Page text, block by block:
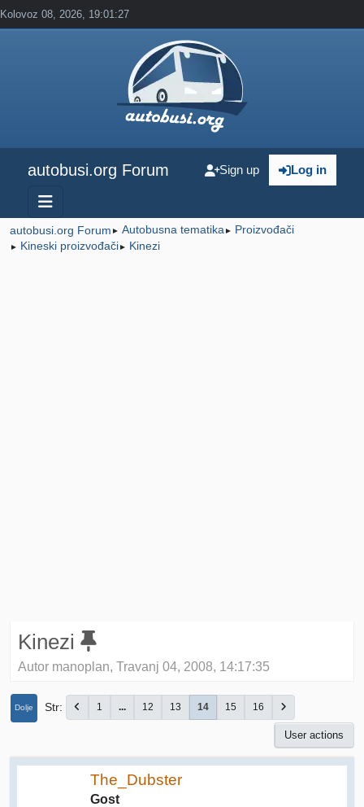
Kolovoz 08, 2026, 19:01:27
autobusi.org Forum Log in
Sign up
autobusi.org Forum ► Autobusna tematika ► Proizvođači
► Kineski proizvođači► Kinezi
Kinezi
Autor manoplan, Travanj 04, 2008, 14:17:35
Dolje Str 1 ... 12 13 14 15 16
User actions
The_Dubster
Gost